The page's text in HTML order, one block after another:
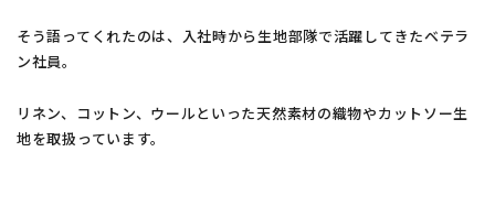
そう語ってくれたのは、入社時から生地部隊で活躍してきたベテラ
ン社員。
リネン、コットン、ウールといった天然素材の織物やカットソー生
地を取扱っています。